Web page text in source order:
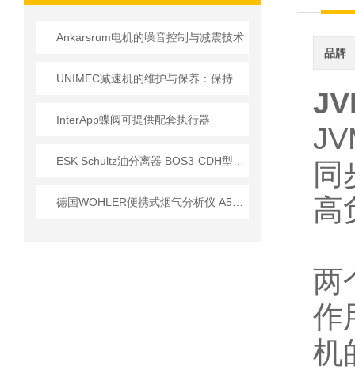
Ankarsrum电机的噪音控制与减震技术
InterApp蝶阀可提供配套执行器
品牌
同
高
两
作
机